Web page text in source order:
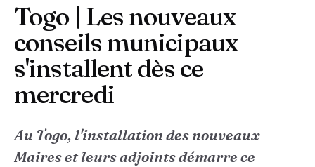
Togo | Les nouveaux
conseils municipaux
s'installent dès ce
mercredi
Au Togo, l'installation des nouveaux
Maires et leurs adjoints démarre ce